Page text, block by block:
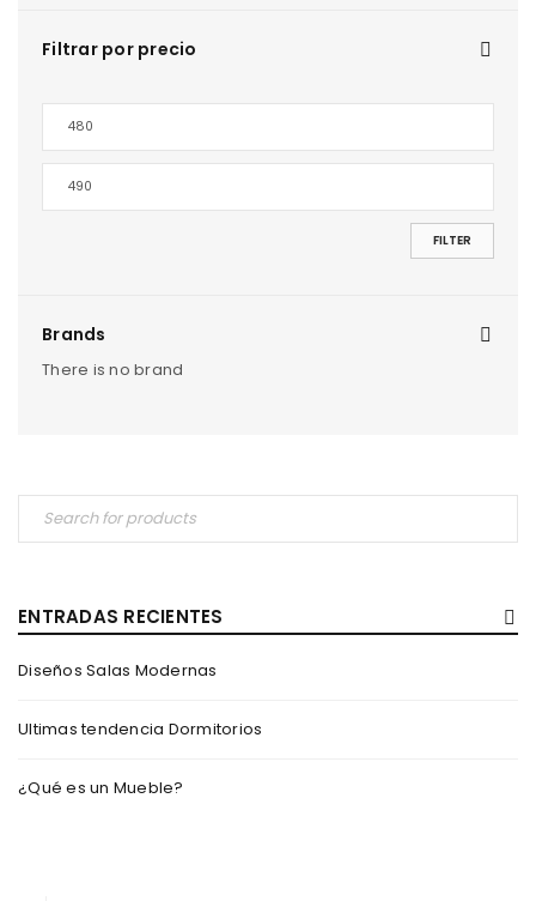
Filtrar por precio
FILTER
Brands
There is no brand
ENTRADAS RECIENTES
Diseños Salas Modernas
Ultimas tendencia Dormitorios
¿Qué es un Mueble?